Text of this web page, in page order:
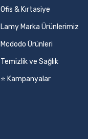
Ofis & Kırtasiye
Lamy Marka Ürünlerimiz
Mcdodo Ürünleri
Temizlik ve Sağlık
⭐ Kampanyalar